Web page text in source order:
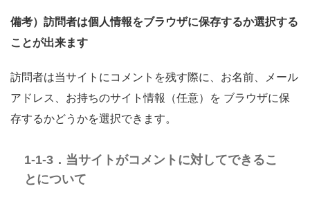
備考）訪問者は個人情報をブラウザに保存するか選択する
ことが出来ます
訪問者は当サイトにコメントを残す際に、お名前、メール
アドレス、お持ちのサイト情報（任意）を ブラウザに保
存するかどうかを選択できます。
1-1-3．当サイトがコメントに対してできるこ
とについて